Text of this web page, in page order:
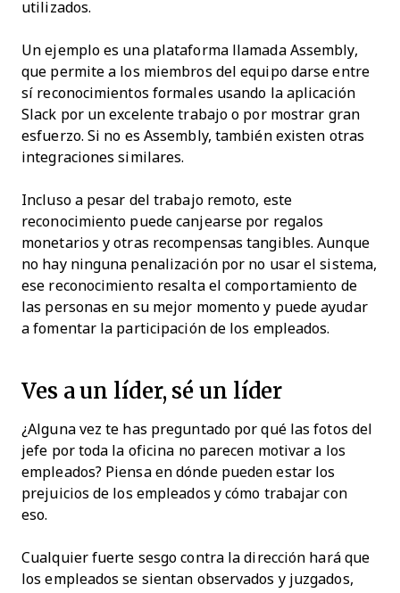
utilizados.
Un ejemplo es una plataforma llamada Assembly,
que permite a los miembros del equipo darse entre
sí reconocimientos formales usando la aplicación
Slack por un excelente trabajo o por mostrar gran
esfuerzo. Si no es Assembly, también existen otras
integraciones similares.
Incluso a pesar del trabajo remoto, este
reconocimiento puede canjearse por regalos
monetarios y otras recompensas tangibles. Aunque
no hay ninguna penalización por no usar el sistema,
ese reconocimiento resalta el comportamiento de
las personas en su mejor momento y puede ayudar
a fomentar la participación de los empleados.
Ves a un líder, sé un líder
¿Alguna vez te has preguntado por qué las fotos del
jefe por toda la oficina no parecen motivar a los
empleados? Piensa en dónde pueden estar los
prejuicios de los empleados y cómo trabajar con
eso.
Cualquier fuerte sesgo contra la dirección hará que
los empleados se sientan observados y juzgados,